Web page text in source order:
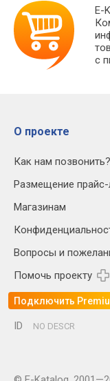
E-
с
О проекте
Как нам позвонить?
Размещение прайс-
Магазинам
Вопросы и
Помочь проекту
Подключить
ID NO DESCR